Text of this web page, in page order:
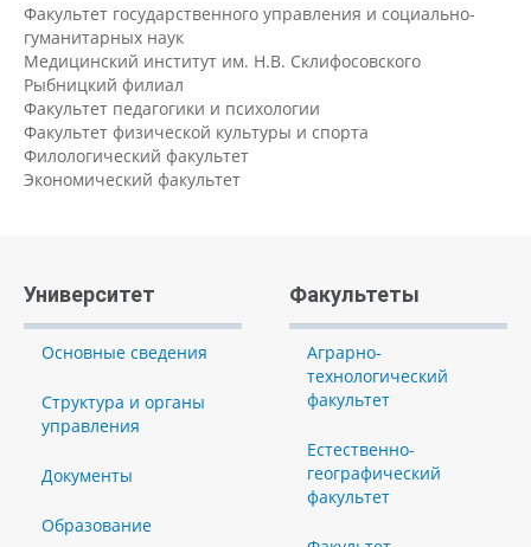
Факультет государственного управления и социально-
гуманитарных наук
Медицинский институт им. Н.В. Склифосовского
Рыбницкий филиал
Факультет педагогики и психологии
Факультет физической культуры и спорта
Филологический факультет
Экономический факультет
Университет
Основные сведения
Структура и органы
управления
Документы
Образование
Факультеты
Аграрно-
технологический
факультет
Естественно-
географический
факультет